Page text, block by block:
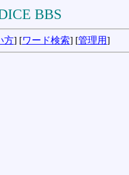
BBS
方] [ワード検索] [管理用]